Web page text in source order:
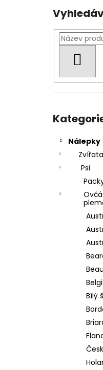
kategorie
Nálepky
Zvířata
Psi
Bílý